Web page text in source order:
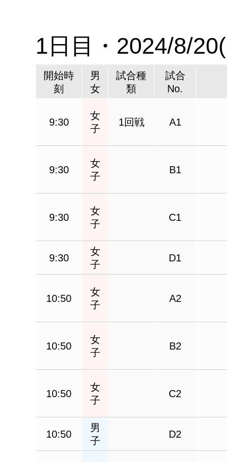
1日目・2024/8/
開始時
刻
男
女
試合種
類
試合
No.
9:30
女
子
1回戦 A1
9:30
女
子
B1
9:30
女
子
C1
9:30
女
子
D1
10:50
女
子
A2
10:50
女
子
B2
10:50
女
子
C2
10:50
男
子
D2